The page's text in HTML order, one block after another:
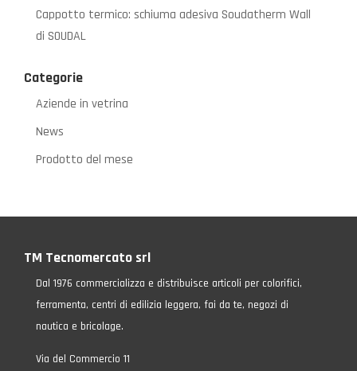
Cappotto termico: schiuma adesiva Soudatherm Wall
di SOUDAL
Categorie
Aziende in vetrina
News
Prodotto del mese
TM Tecnomercato srl
Dal 1976 commercializza e distribuisce articoli per colorifici,
ferramenta, centri di edilizia leggera, fai da te, negozi di
nautica e bricolage.
Via del Commercio 11